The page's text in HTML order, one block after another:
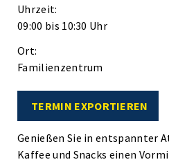
Uhrzeit:
09:00 bis 10:30 Uhr
Ort:
Familienzentrum
TERMIN EXPORTIEREN
Genießen Sie in entspannter
Kaffee und Snacks einen